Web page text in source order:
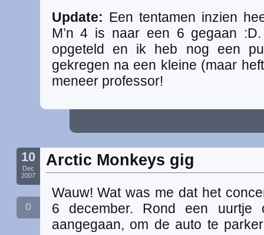
Update: Een tentamen inzien
M’n 4 is naar een 6 gegaan
opgeteld en ik heb nog een
gekregen na een kleine (maar
meneer professor!
10
Dec
2007
0
Arctic Monkeys gig
Wauw! Wat was me dat het
6 december. Rond een
aangegaan, om de auto te